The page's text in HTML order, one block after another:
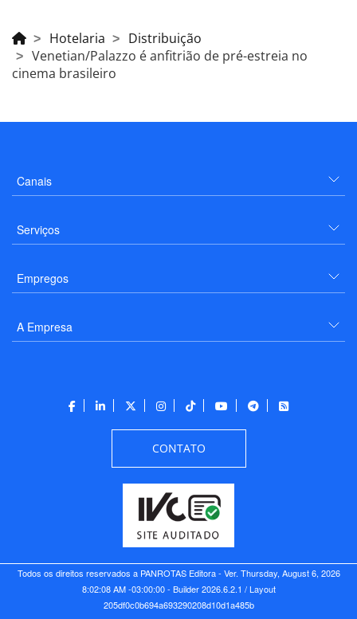
Hotelaria
Distribuição
Venetian/Palazzo é anfitrião de pré-estreia no
cinema brasileiro
Canais
Serviços
Empregos
A Empresa
CONTATO
Todos os direitos reservados a PANROTAS Editora - Ver. Thursday, August 6, 2026
8:02:08 AM -03:00:00 - Builder 2026.6.2.1 / Layout
205df0c0b694a693290208d10d1a485b